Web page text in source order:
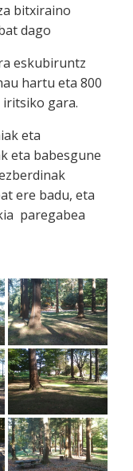
bitxiraino
dago
eskubiruntz
hartu eta 800
gara.
eta
eta babesgune
ere badu, eta
paregabea